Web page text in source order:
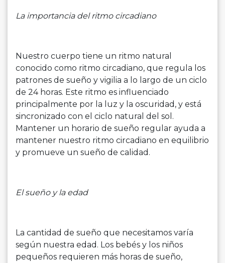
La importancia del ritmo circadiano
Nuestro cuerpo tiene un ritmo natural
conocido como ritmo circadiano, que regula los
patrones de sueño y vigilia a lo largo de un ciclo
de 24 horas. Este ritmo es influenciado
principalmente por la luz y la oscuridad, y está
sincronizado con el ciclo natural del sol.
Mantener un horario de sueño regular ayuda a
mantener nuestro ritmo circadiano en equilibrio
y promueve un sueño de calidad.
El sueño y la edad
La cantidad de sueño que necesitamos varía
según nuestra edad. Los bebés y los niños
pequeños requieren más horas de sueño,